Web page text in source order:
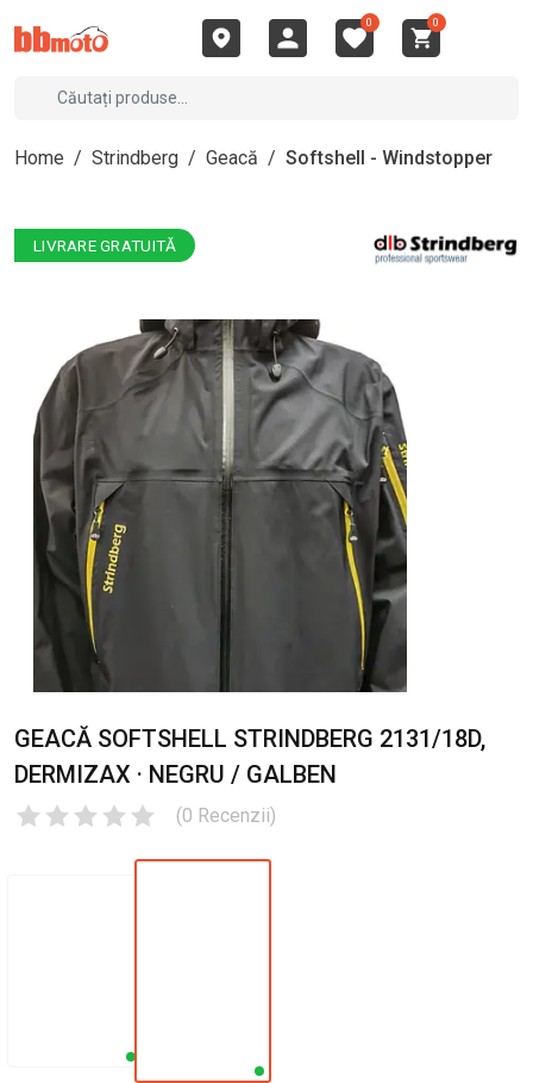
0 0
Home / Strindberg / Geacă / Softshell - Windstopper
LIVRARE GRATUITĂ
GEACĂ SOFTSHELL STRINDBERG 2131/18D,
DERMIZAX · NEGRU / GALBEN
(0 Recenzii)